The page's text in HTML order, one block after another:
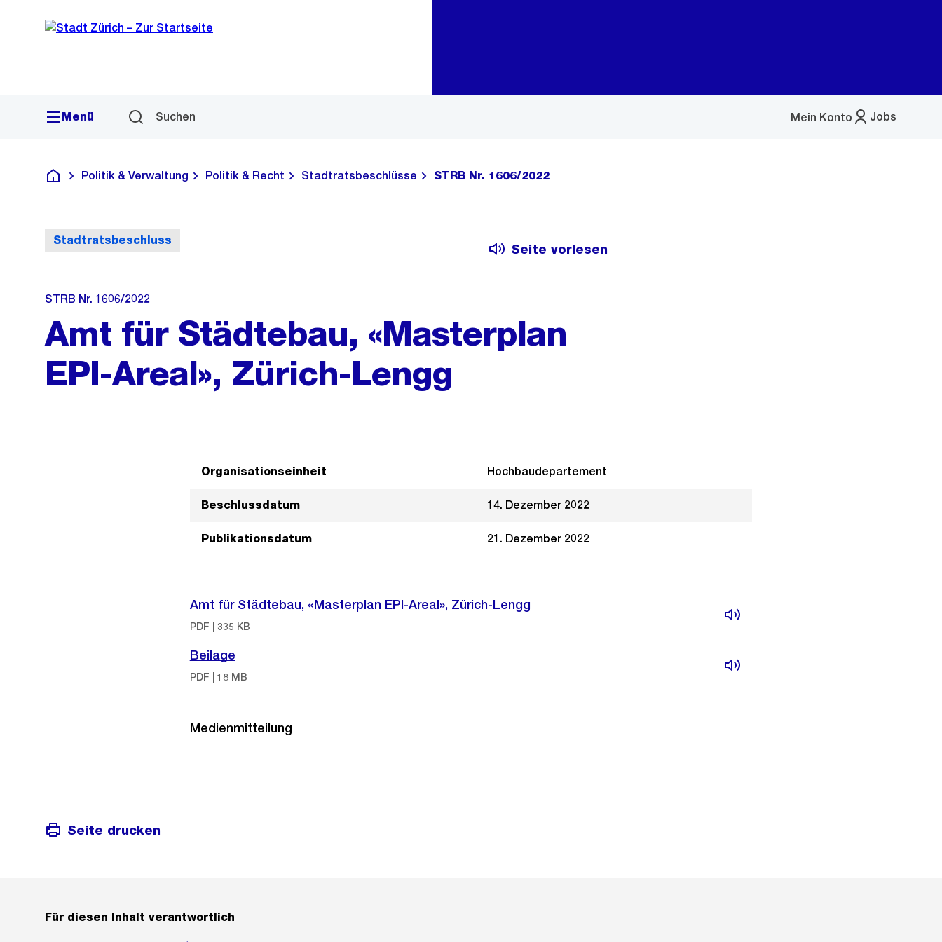
Navigation
Sprunglink
Menü Suchen Jobs
Mein Konto
Menü
Deutsch
Politik & Verwaltung Politik & Recht Stadtratsbeschlüsse STRB Nr. 1606/2022
Stadtratsbeschluss
Seite vorlesen
STRB Nr. 1606/2022
Amt für Städtebau, «Masterplan
EPI-Areal», Zürich-Lengg
Organisationseinheit Hochbaudepartement
Beschlussdatum 14. Dezember 2022
Publikationsdatum 21. Dezember 2022
Amt für Städtebau, «Masterplan EPI-Areal», Zürich-Lengg
PDF | 335 KB
Beilage
PDF | 18 MB
Medienmitteilung
Seite drucken
Für diesen Inhalt verantwortlich